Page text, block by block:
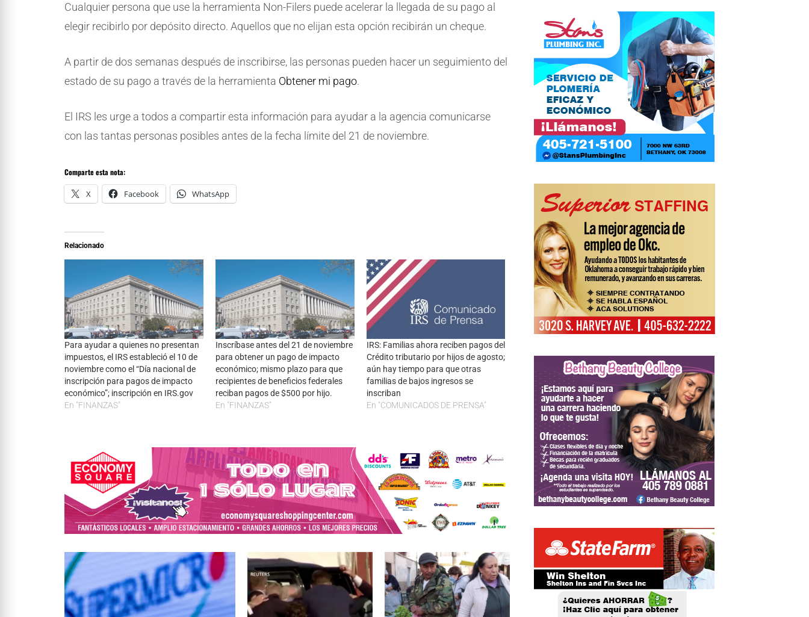
Cualquier persona que use la herramienta Non-Filers puede acelerar la llegada de su pago al
elegir recibirlo por depósito directo. Aquellos que no elijan esta opción recibirán un cheque.
A partir de dos semanas después de inscribirse, las personas pueden hacer un seguimiento del
estado de su pago a través de la herramienta Obtener mi pago.
El IRS les urge a todos a compartir esta información para ayudar a la agencia comunicarse
con las tantas personas posibles antes de la fecha límite del 21 de noviembre.
Comparte esta nota:
X Facebook WhatsApp
Relacionado
Para ayudar a quienes no presentan
impuestos, el IRS estableció el 10 de
noviembre como el “Día nacional de
inscripción para pagos de impacto
económico”; inscripción en IRS.gov
En "FINANZAS"
Inscríbase antes del 21 de noviembre
para obtener un pago de impacto
económico; mismo plazo para que
recipientes de beneficios federales
reciban pagos de $500 por hijo.
En "FINANZAS"
IRS: Familias ahora reciben pagos del
Crédito tributario por hijos de agosto;
aún hay tiempo para que otras
familias de bajos ingresos se
inscriban
En "COMUNICADOS DE PRENSA"